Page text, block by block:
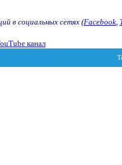
в социальных сетях (Facebook
канал